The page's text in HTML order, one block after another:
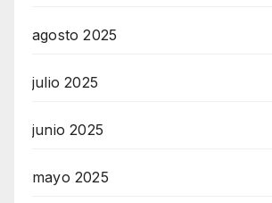
agosto 2025
julio 2025
junio 2025
mayo 2025